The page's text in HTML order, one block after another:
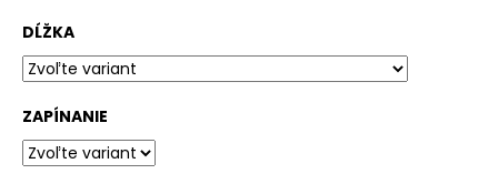
DĹŽKA
ZAPÍNANIE